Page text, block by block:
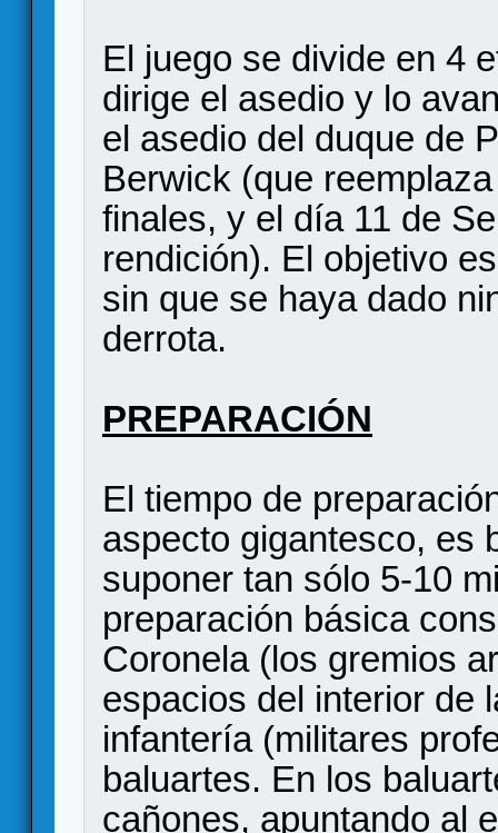
El juego se divide en 4
dirige el asedio y lo
el asedio del duque de
Berwick (que
finales, y el día 11 de
rendición). El objetivo
sin que se haya dado
derrota.
PREPARACIÓN
El tiempo de
aspecto gigantesco, es
suponer tan sólo 5-10
preparación básica
Coronela (los gremios
espacios del interior de
infantería (militares
baluartes. En los
cañones, apuntando al